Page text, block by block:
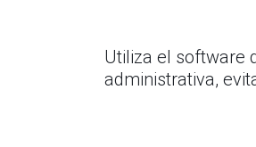
Utiliza el software
administrativa,